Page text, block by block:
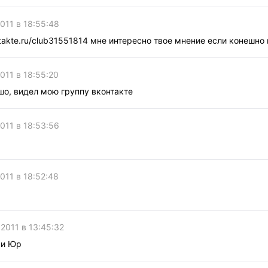
в 18:55:48
club31551814 мне интересно твое мнение если
в 18:55:20
видел мою группу вконтакте
в 18:53:56
в 18:52:48
в 13:45:32
Юр